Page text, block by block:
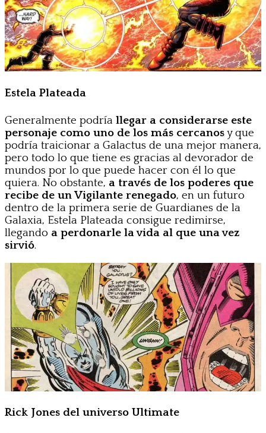
Estela Plateada
Generalmente podría llegar a considerarse este
personaje como uno de los más cercanosy que
podría traicionar a Galactus de una mejor manera,
pero todo lo que tiene es gracias al devorador de
mundos por lo que puede hacer con él lo que
quiera. No obstante, a través de los poderes que
recibe de un Vigilante renegado, en un futuro
dentro de la primera serie de Guardianes de la
Galaxia, Estela Plateada consigue redimirse,
llegando a perdonarle la vida al que una vez
sirvió.
Rick Jones del universo Ultimate